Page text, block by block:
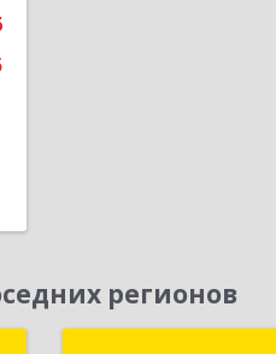
регионов